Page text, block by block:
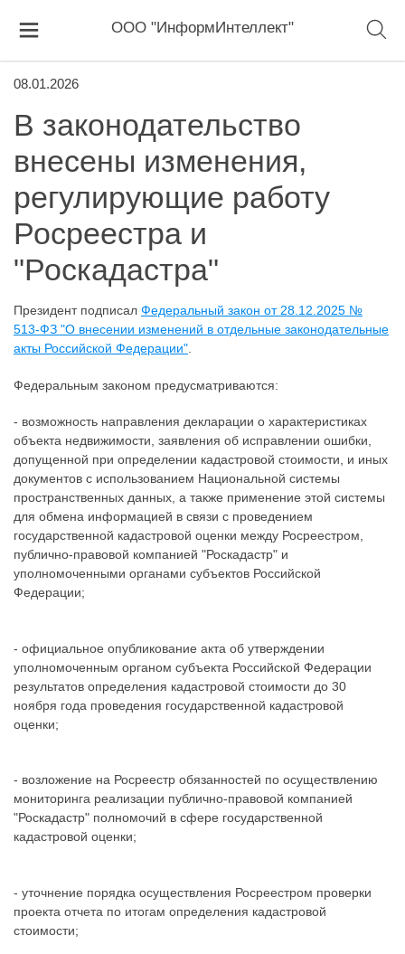
ООО "ИнформИнтеллект"
08.01.2026
В законодательство
внесены изменения,
регулирующие работу
Росреестра и
"Роскадастра"
Президент подписал Федеральный закон от 28.12.2025 №
513-ФЗ "О внесении изменений в отдельные законодательные
акты Российской Федерации"
Федеральным законом предусматриваются:
- возможность направления декларации о характеристиках
объекта недвижимости, заявления об исправлении ошибки,
допущенной при определении кадастровой стоимости, и иных
документов с использованием Национальной системы
пространственных данных, а также применение этой системы
для обмена информацией в связи с проведением
государственной кадастровой оценки между Росреестром,
публично-правовой компанией "Роскадастр" и
уполномоченными органами субъектов Российской
Федерации;
- официальное опубликование акта об утверждении
уполномоченным органом субъекта Российской Федерации
результатов определения кадастровой стоимости до 30
ноября года проведения государственной кадастровой
оценки;
- возложение на Росреестр обязанностей по осуществлению
мониторинга реализации публично-правовой компанией
"Роскадастр" полномочий в сфере государственной
кадастровой оценки;
- уточнение порядка осуществления Росреестром проверки
проекта отчета по итогам определения кадастровой
стоимости;